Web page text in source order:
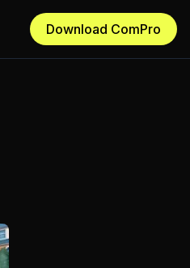
Download ComPro